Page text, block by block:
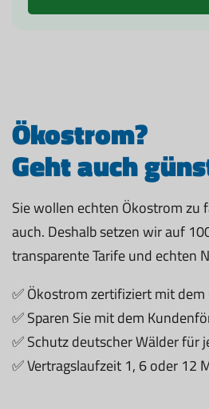
Ökostrom?
Geht auch
Sie wollen echten Ökostrom zu
auch. Deshalb setzen wir auf
transparente Tarife und echten
✅ Ökostrom zertifiziert mit
✅ Sparen Sie mit dem
✅ Schutz deutscher Wälder für
✅ Vertragslaufzeit 1, 6 oder 12